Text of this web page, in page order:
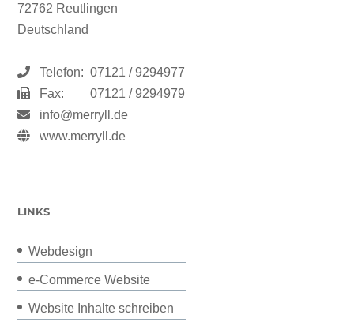
72762 Reutlingen
Deutschland
Telefon: 07121 / 9294977
Fax:
07121 / 9294979
info@merryll.de
www.merryll.de
LINKS
Webdesign
e-Commerce Website
Website Inhalte schreiben